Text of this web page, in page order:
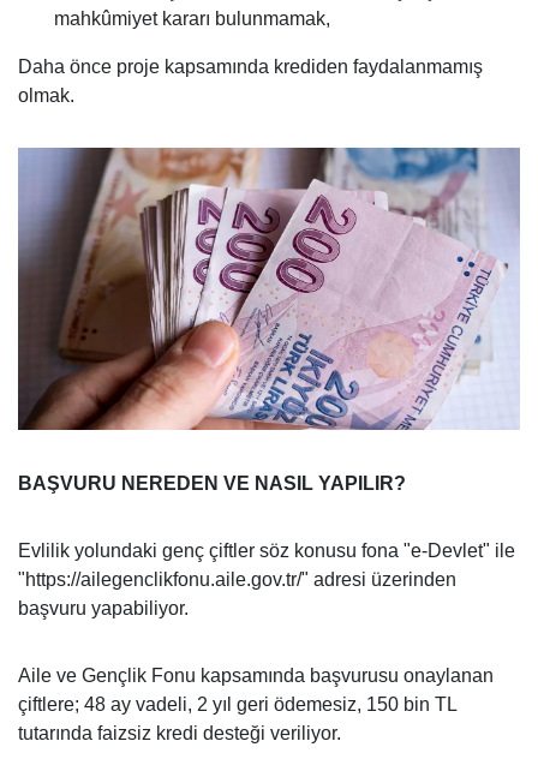
mahkûmiyet kararı bulunmamak,
Daha önce proje kapsamında krediden faydalanmamış
olmak.
BAŞVURU NEREDEN VE NASIL YAPILIR?
Evlilik yolundaki genç çiftler söz konusu fona "e-Devlet" ile
"https://ailegenclikfonu.aile.gov.tr/" adresi üzerinden
başvuru yapabiliyor.
Aile ve Gençlik Fonu kapsamında başvurusu onaylanan
çiftlere; 48 ay vadeli, 2 yıl geri ödemesiz, 150 bin TL
tutarında faizsiz kredi desteği veriliyor.